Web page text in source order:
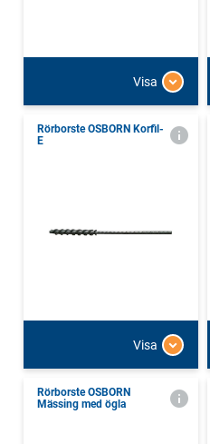
Visa
Rörborste OSBORN Korfil-
E
Visa
Rörborste OSBORN
Mässing med ögla